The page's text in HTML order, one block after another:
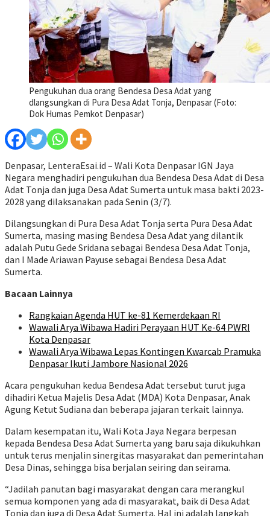
Pengukuhan dua orang Bendesa Desa Adat yang
dlangsungkan di Pura Desa Adat Tonja, Denpasar (Foto:
Dok Humas Pemkot Denpasar)
Denpasar, LenteraEsai.id – Wali Kota Denpasar IGN Jaya
Negara menghadiri pengukuhan dua Bendesa Desa Adat di Desa
Adat Tonja dan juga Desa Adat Sumerta untuk masa bakti 2023-
2028 yang dilaksanakan pada Senin (3/7).
Dilangsungkan di Pura Desa Adat Tonja serta Pura Desa Adat
Sumerta, masing masing Bendesa Desa Adat yang dilantik
adalah Putu Gede Sridana sebagai Bendesa Desa Adat Tonja,
dan I Made Ariawan Payuse sebagai Bendesa Desa Adat
Sumerta.
Bacaan Lainnya
Rangkaian Agenda HUT ke-81 Kemerdekaan RI
Wawali Arya Wibawa Hadiri Perayaan HUT Ke-64 PWRI
Kota Denpasar
Wawali Arya Wibawa Lepas Kontingen Kwarcab Pramuka
Denpasar Ikuti Jambore Nasional 2026
Acara pengukuhan kedua Bendesa Adat tersebut turut juga
dihadiri Ketua Majelis Desa Adat (MDA) Kota Denpasar, Anak
Agung Ketut Sudiana dan beberapa jajaran terkait lainnya.
Dalam kesempatan itu, Wali Kota Jaya Negara berpesan
kepada Bendesa Desa Adat Sumerta yang baru saja dikukuhkan
untuk terus menjalin sinergitas masyarakat dan pemerintahan
Desa Dinas, sehingga bisa berjalan seiring dan seirama.
“Jadilah panutan bagi masyarakat dengan cara merangkul
semua komponen yang ada di masyarakat, baik di Desa Adat
Tonja dan juga di Desa Adat Sumerta. Hal ini adalah langkah